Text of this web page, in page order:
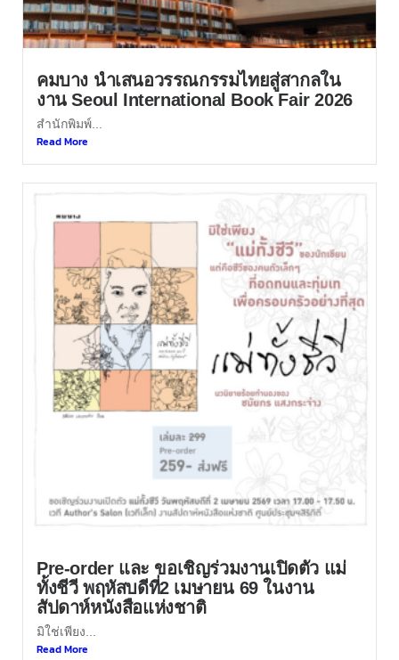
คมบาง นำเสนอวรรณกรรมไทยสู่สากลใน
งาน Seoul International Book Fair 2026
สำนักพิมพ์...
Read More
Pre-order และ ขอเชิญร่วมงานเปิดตัว แม่
ทั้งชีวี พฤหัสบดีที่2 เมษายน 69 ในงาน
สัปดาห์หนังสือแห่งชาติ
มิใช่เพียง...
Read More